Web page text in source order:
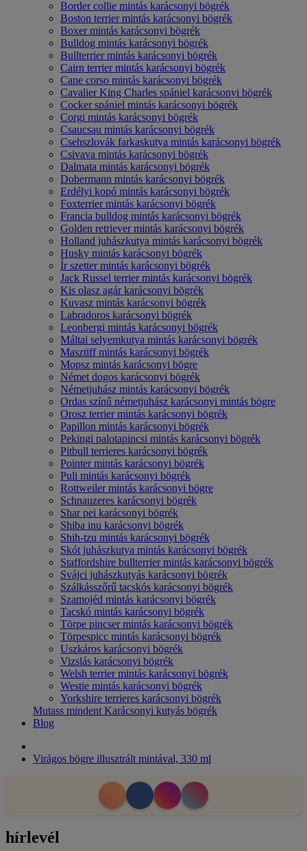
Border collie mintás karácsonyi bögrék
Boston terrier mintás karácsonyi bögrék
Boxer mintás karácsonyi bögrék
Bulldog mintás karácsonyi bögrék
Bullterrier mintás karácsonyi bögrék
Cairn terrier mintás karácsonyi bögrék
Cane corso mintás karácsonyi bögrék
Cavalier King Charles spániel karácsonyi bögrék
Cocker spániel mintás karácsonyi bögrék
Corgi mintás karácsonyi bögrék
Csaucsau mintás karácsonyi bögrék
Csehszlovák farkaskutya mintás karácsonyi bögrék
Csivava mintás karácsonyi bögrék
Dalmata mintás karácsonyi bögrék
Dobermann mintás karácsonyi bögrék
Erdélyi kopó mintás karácsonyi bögrék
Foxterrier mintás karácsonyi bögrék
Francia bulldog mintás karácsonyi bögrék
Golden retriever mintás karácsonyi bögrék
Holland juhászkutya mintás karácsonyi bögrék
Husky mintás karácsonyi bögrék
Ír szetter mintás karácsonyi bögrék
Jack Russel terrier mintás karácsonyi bögrék
Kis olasz agár karácsonyi bögrék
Kuvasz mintás karácsonyi bögrék
Labradoros karácsonyi bögrék
Leonbergi mintás karácsonyi bögrék
Máltai selyemkutya mintás karácsonyi bögrék
Masztiff mintás karácsonyi bögrék
Mopsz mintás karácsonyi bögre
Német dogos karácsonyi bögrék
Németjuhász mintás karácsonyi bögrék
Ordas színű németjuhász karácsonyi mintás bögre
Orosz terrier mintás karácsonyi bögrék
Papillon mintás karácsonyi bögrék
Pekingi palotapincsi mintás karácsonyi bögrék
Pitbull terrieres karácsonyi bögrék
Pointer mintás karácsonyi bögrék
Puli mintás karácsonyi bögrék
Rottweiler mintás karácsonyi bögre
Schnauzeres karácsonyi bögrék
Shar pei karácsonyi bögrék
Shiba inu karácsonyi bögrék
Shih-tzu mintás karácsonyi bögrék
Skót juhászkutya mintás karácsonyi bögrék
Staffordshire bullterrier mintás karácsonyi bögrék
Svájci juhászkutyás karácsonyi bögrék
Szálkásszőrű tacskós karácsonyi bögrék
Szamojéd mintás karácsonyi bögrék
Tacskó mintás karácsonyi bögrék
Törpe pincser mintás karácsonyi bögrék
Törpespicc mintás karácsonyi bögrék
Uszkáros karácsonyi bögrék
Vizslás karácsonyi bögrék
Welsh terrier mintás karácsonyi bögrék
Westie mintás karácsonyi bögrék
Yorkshire terrieres karácsonyi bögrék
Mutass mindent Karácsonyi kutyás bögrék
Blog
Virágos bögre illusztrált mintával, 330 ml
hírlevél